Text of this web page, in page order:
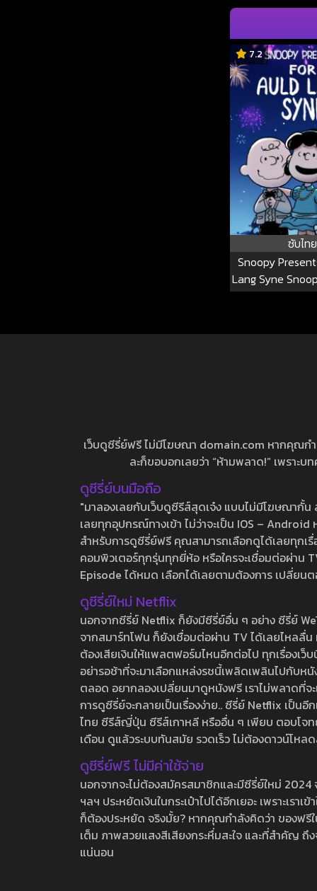
7.2
ซับไทย
Snoopy
Lang Syne
For Auld
เว็บดูซีรี่ย์ฟรี ไม่มีโฆษณา domain.com หากคุณก
ละก็ขอบอกเลยว่า “ห้ามพลาด!” เพราะ
ดูซีรี่ย์บนมือถือ
"มาลองเลยกับเว็บดูซีรีส์สุดเจ๋ง แบบไม่มีโฆษณากั้
เลยทุกอุปกรณ์ทางเข้า ไม่ว่าจะเป็น IOS –
สำหรับการดูซีรี่ย์ฟรี คุณสามารถเลือกดูได้เลยทุกเ
คอมพิวเตอร์ทุกรุ่นทุกยี่ห้อ หรือใครจะเชื่อมต่อผ่าน
Episode ได้หมด เลือกได้เลยตามต้องการ เปลี่ยน
ดูซีรี่ย์ใหม่ Netflix
นอกจากซีรี่ย์ Netflix ก็ยังมีซีรี่ย์อื่น ๆ อย่าง ซีรี่ย์
จากสมาร์ทโฟน ก็ยังเชื่อมต่อผ่าน TV ได้เลยไหลลื่
ต้องเสียเงินให้แพลตฟอร์มไหนอีกต่อไป ทุกเรื่องเว็
อย่ารอช้าที่จะมาเลือกแหล่งรชนี้เพลิดเพลินไปกับห
ตลอด อยากลองเปลี่ยนมาดูหนังฟรี เราไม่พลาดที่
การดูซีรี่ย์จะกลายเป็นเรื่องง่าย.. ซีรี่ย์ Netflix เป็น
ไทย ซีรีส์ญี่ปุ่น ซีรีส์เกาหลี หรืออื่น ๆ เพียบ ตอบโจท
เดือน ดูแล้วระบบทันสมัย รวดเร็ว ไม่ต้องดาวน์โห
ดูซีรี่ย์ฟรี ไม่มีค่าใช้จ่าย
นอกจากจะไม่ต้องสมัครสมาชิกและมีซีรี่ย์ใหม่
ฯลฯ ประหยัดเงินในกระเป๋าไปได้อีกเยอะ เพราะเร
ก็ต้องประหยัด จริงมั้ย? หากคุณกำลังคิดว่า ของฟ
เต็ม ภาพสวยแสงสีเสียงกระหึ่มสะใจ และที่สำคัญ
แน่นอน